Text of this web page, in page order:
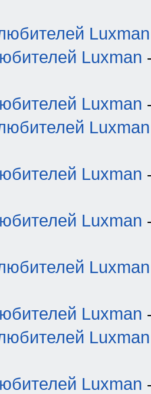
Luxman
Luxman
Luxman
Luxman
Luxman
Luxman
Luxman
Luxman
Luxman
Luxman